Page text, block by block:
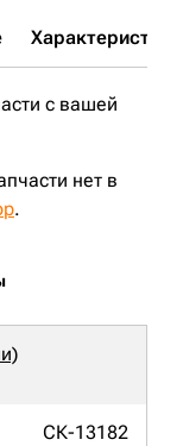
Характеристики
с вашей
нет в
.
СК-13182